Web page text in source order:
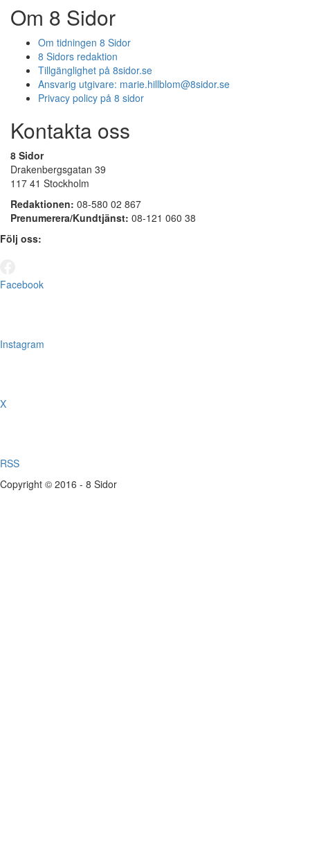
Om 8 Sidor
Om tidningen 8 Sidor
8 Sidors redaktion
Tillgänglighet på 8sidor.se
Ansvarig utgivare: marie.hillblom@8sidor.se
Privacy policy på 8 sidor
Kontakta oss
8 Sidor
Drakenbergsgatan 39
117 41 Stockholm
Redaktionen: 08-580 02 867
Prenumerera/Kundtjänst: 08-121 060 38
Följ oss:
Facebook
Instagram
X
RSS
Copyright © 2016 - 8 Sidor